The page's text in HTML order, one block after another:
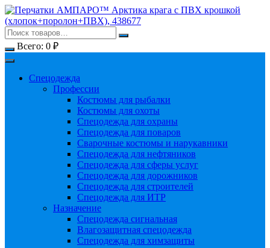
Перейти
к
содержимому
Всего: 0 ₽
Спецодежда
Профессии
Костюмы для рыбалки
Костюмы для охоты
Спецодежда для охраны
Спецодежда для поваров
Сварочные костюмы и нарукавники
Спецодежда для нефтяников
Спецодежда для сферы услуг
Спецодежда для дорожников
Спецодежда для строителей
Спецодежда для ИТР
Назначение
Спецодежда сигнальная
Влагозащитная спецодежда
Спецодежда для химзащиты